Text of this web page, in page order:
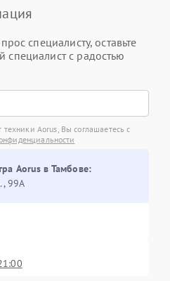
специалисту, оставьте
с радостью
Aorus, Вы соглашаетесь с
Aorus в Тамбове:
99А